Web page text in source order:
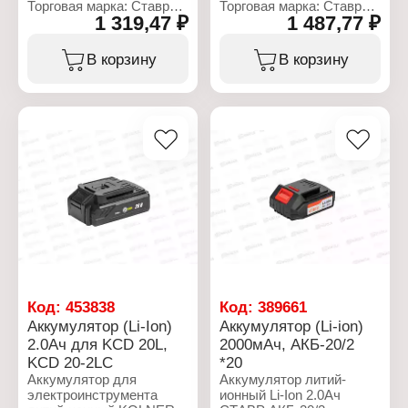
Торговая марка: Ставр
Тип товара: Аккумулятор
Тип аккумулятора: Li-Ion
Совместимость:
ДА-14,4/2, ДА 14,4/2УК
Рекомендуемое время
11х7,5х6 см
Габаритные размеры:
110х75х60 мм
1 319,47 ₽
В корзину
Торговая марка: Ставр
Тип товара: Аккумулятор
Тип аккумулятора: Li-Ion
Совместимость: ДА-18/2,
ДА-18/2УК
Рекомендуемое время
Размер упаковки:
1 487,77 ₽
В корзину
Код: 453838
Аккумулятор (Li-Ion)
2.0Ач для KCD 20L,
KCD 20-2LC
Аккумулятор для
электроинструмента
Код:389661
Аккумулятор (Li-ion)
2000мАч, АКБ-20/2
*20
Аккумулятор литий-
ионный Li-Ion 2.0Ач